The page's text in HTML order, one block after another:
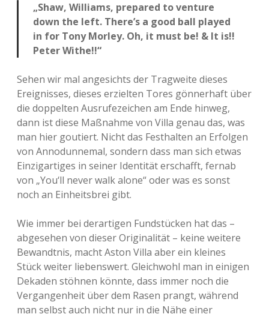
„Shaw, Williams, prepared to venture
down the left. There’s a good ball played
in for Tony Morley. Oh, it must be! & It is!!
Peter Withe!!“
Sehen wir mal angesichts der Tragweite dieses
Ereignisses, dieses erzielten Tores gönnerhaft über
die doppelten Ausrufezeichen am Ende hinweg,
dann ist diese Maßnahme von Villa genau das, was
man hier goutiert. Nicht das Festhalten an Erfolgen
von Annodunnemal, sondern dass man sich etwas
Einzigartiges in seiner Identität erschafft, fernab
von „You‘ll never walk alone“ oder was es sonst
noch an Einheitsbrei gibt.
Wie immer bei derartigen Fundstücken hat das –
abgesehen von dieser Originalität – keine weitere
Bewandtnis, macht Aston Villa aber ein kleines
Stück weiter liebenswert. Gleichwohl man in einigen
Dekaden stöhnen könnte, dass immer noch die
Vergangenheit über dem Rasen prangt, während
man selbst auch nicht nur in die Nähe einer